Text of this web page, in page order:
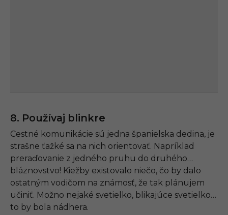
8. Používaj blinkre
Cestné komunikácie sú jedna španielska dedina, je
strašne ťažké sa na nich orientovať. Napríklad
preraďovanie z jedného pruhu do druhého…
bláznovstvo! Kiežby existovalo niečo, čo by dalo
ostatným vodičom na známosť, že tak plánujem
učiniť. Možno nejaké svetielko, blikajúce svetielko…
to by bola nádhera.